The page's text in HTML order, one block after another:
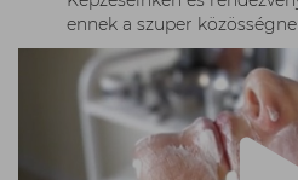
ennek a szuper